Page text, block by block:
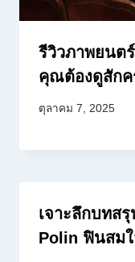
รีวิวภาพยนต
คุณต้องดูสักค
ตุลาคม 7, 2025
เจาะลึกบทส
Polin ฟินสม